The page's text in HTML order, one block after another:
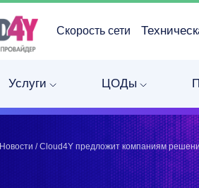
Скорость сети
Услуги ЦОДы
Новости /Cloud4Y предложит компаниям